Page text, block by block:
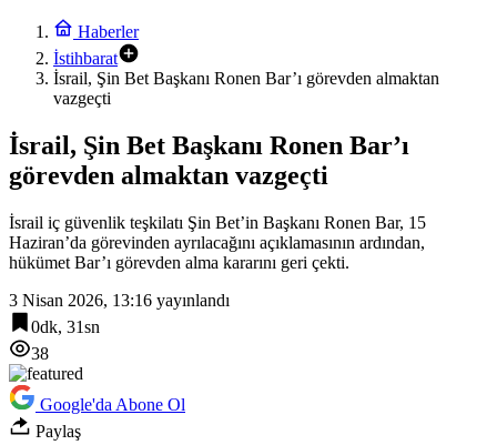
Haberler
İstihbarat
İsrail, Şin Bet Başkanı Ronen Bar’ı görevden almaktan
vazgeçti
İsrail, Şin Bet Başkanı Ronen Bar’ı
görevden almaktan vazgeçti
İsrail iç güvenlik teşkilatı Şin Bet’in Başkanı Ronen Bar, 15
Haziran’da görevinden ayrılacağını açıklamasının ardından,
hükümet Bar’ı görevden alma kararını geri çekti.
3 Nisan 2026, 13:16 yayınlandı
0dk, 31sn
38
Google'da Abone Ol
Paylaş